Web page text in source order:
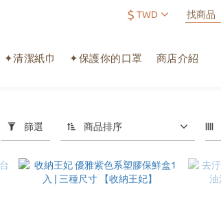
$ TWD
✦清潔紙巾 ✦保護你的口罩 商店介紹
篩選 商品排序